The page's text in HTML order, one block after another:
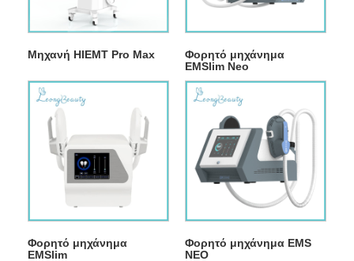
Μηχανή HIEMT Pro Max
Φορητό μηχάνημα
EMSlim Neo
Φορητό μηχάνημα
EMSlim
Φορητό μηχάνημα EMS
NEO